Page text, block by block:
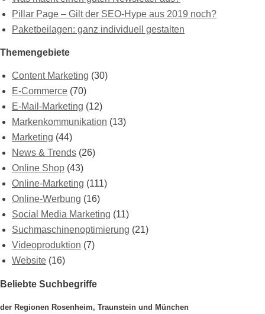
Pillar Page – Gilt der SEO-Hype aus 2019 noch?
Paketbeilagen: ganz individuell gestalten
Themengebiete
Content Marketing (30)
E-Commerce (70)
E-Mail-Marketing (12)
Markenkommunikation (13)
Marketing (44)
News & Trends (26)
Online Shop (43)
Online-Marketing (111)
Online-Werbung (16)
Social Media Marketing (11)
Suchmaschinenoptimierung (21)
Videoproduktion (7)
Website (16)
Beliebte Suchbegriffe
der Regionen Rosenheim, Traunstein und München